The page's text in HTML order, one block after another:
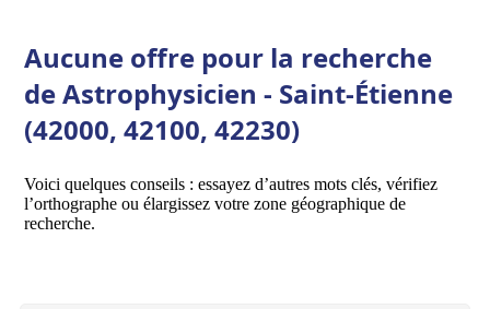
Aucune offre pour la recherche
de Astrophysicien - Saint-Étienne
(42000, 42100, 42230)
Voici quelques conseils : essayez d’autres mots clés, vérifiez
l’orthographe ou élargissez votre zone géographique de
recherche.